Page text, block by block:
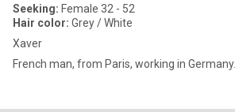
Seeking: Female 32 - 52
Hair color: Grey / White
Xaver
French man, from Paris, working in Germany.